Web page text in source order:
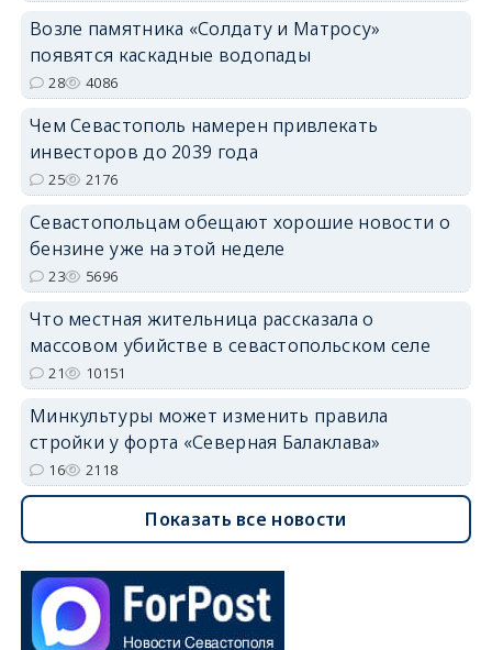
Возле памятника «Солдату и Матросу»
появятся каскадные водопады
28 4086
Чем Севастополь намерен привлекать
инвесторов до 2039 года
25 2176
Севастопольцам обещают хорошие новости о
бензине уже на этой неделе
23 5696
Что местная жительница рассказала о
массовом убийстве в севастопольском селе
21 10151
Минкультуры может изменить правила
стройки у форта «Северная Балаклава»
16 2118
Показать все новости